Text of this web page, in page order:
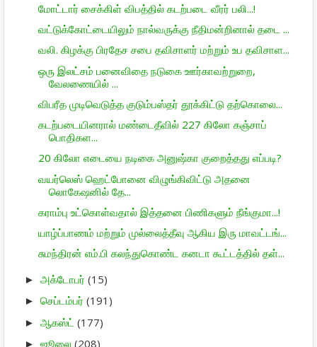
மோட்டார் சைக்கிள் விபத்தில் கடற்படை வீரர் பலி...!
வட்டுக்கோட்டையிலும் நால்வருக்கு நீதிமன்றினால் தடை ...
வலி. கிழக்கு பிரதேச சபை தவிசாளர் மற்றும் உப தவிசாள...
ஒரு இலட்சம் பனைவிதை நடுகை ஊர்காவற்றுறை,
வேலணையில் ...
விபரீத முடிவெடுத்த குடும்பஸ்தர் தூக்கிட்டு தற்கொலை...
கடற்படையினரால் மண்டைதீவில் 227 கிலோ கஞ்சாப்
பொதிகள...
20 கிலோ எடையை நடிகை அனுஷ்கா குறைத்தது எப்படி?
வயர்லெஸ் ஹெட்போனை விழுங்கிவிட்டு அதனை
லொகேஷனில் தே...
கராம்பு உட்கொள்வதால் இத்தனை பிணிகளும் நீங்குமா...!
யாழ்ப்பாணம் மற்றும் முல்லைத்தீவு ஆகிய இரு மாவட்டங்...
சுமந்திரன் எம்.பி கலந்துகொண்ட கனடா கூட்டத்தில் தள்...
► அக்டோபர் (15)
► செப்டம்பர் (191)
► ஆகஸ்ட் (177)
► ஜூலை (208)